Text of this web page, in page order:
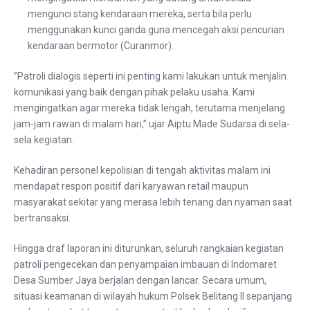
mengunci stang kendaraan mereka, serta bila perlu
menggunakan kunci ganda guna mencegah aksi pencurian
kendaraan bermotor (Curanmor).
​”Patroli dialogis seperti ini penting kami lakukan untuk menjalin
komunikasi yang baik dengan pihak pelaku usaha. Kami
mengingatkan agar mereka tidak lengah, terutama menjelang
jam-jam rawan di malam hari,” ujar Aiptu Made Sudarsa di sela-
sela kegiatan.
​Kehadiran personel kepolisian di tengah aktivitas malam ini
mendapat respon positif dari karyawan retail maupun
masyarakat sekitar yang merasa lebih tenang dan nyaman saat
bertransaksi.
​Hingga draf laporan ini diturunkan, seluruh rangkaian kegiatan
patroli pengecekan dan penyampaian imbauan di Indomaret
Desa Sumber Jaya berjalan dengan lancar. Secara umum,
situasi keamanan di wilayah hukum Polsek Belitang II sepanjang